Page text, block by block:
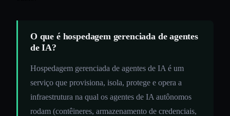
O que é hospedagem gerenciada de agentes
de IA?
Hospedagem gerenciada de agentes de IA é um
serviço que provisiona, isola, protege e opera a
infraestrutura na qual os agentes de IA autônomos
rodam (contêineres, armazenamento de credenciais,